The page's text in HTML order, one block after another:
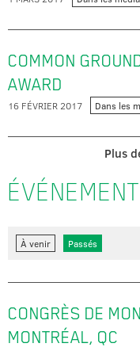
COMMON
AWARD
16 FÉVRIER 2017 Dans les
Plus
À venir Passés
CONGRÈS DE
MONTRÉAL, QC